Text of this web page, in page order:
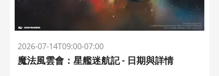
2026-07-14T09:00-07:00
魔法風雲會：星艦迷航記 - 日期與詳情